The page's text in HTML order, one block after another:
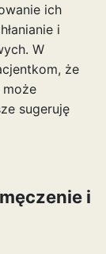
ich
i
W
że
sugeruję
i